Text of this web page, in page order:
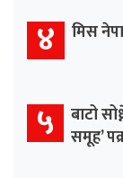
४ मिस
५ बाटो
समूह’